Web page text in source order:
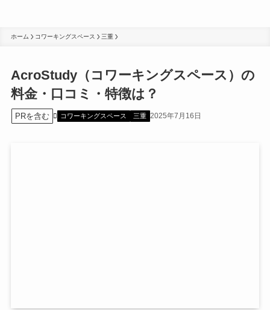
ホーム コワーキングスペース 三重
AcroStudy（コワーキングスペース）の
料金・口コミ・特徴は？
PRを含む コワーキングスペース 三重 2025年7月16日